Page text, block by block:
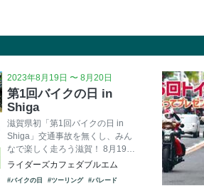
2023年8月19日 〜 8月20日
第1回バイクの日 in
Shiga
滋賀県初「第1回バイクの日 in
Shiga」交通事故を無くし、みん
なで楽しく走ろう滋賀！ 8月19…
ライダーズカフェダブルエム
#バイクの日 #ツーリング
#パレード